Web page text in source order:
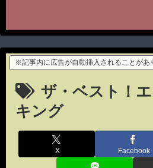
※記事内に広告が自動挿入されることがあ
ザ・ベスト！
キング
X Facebook